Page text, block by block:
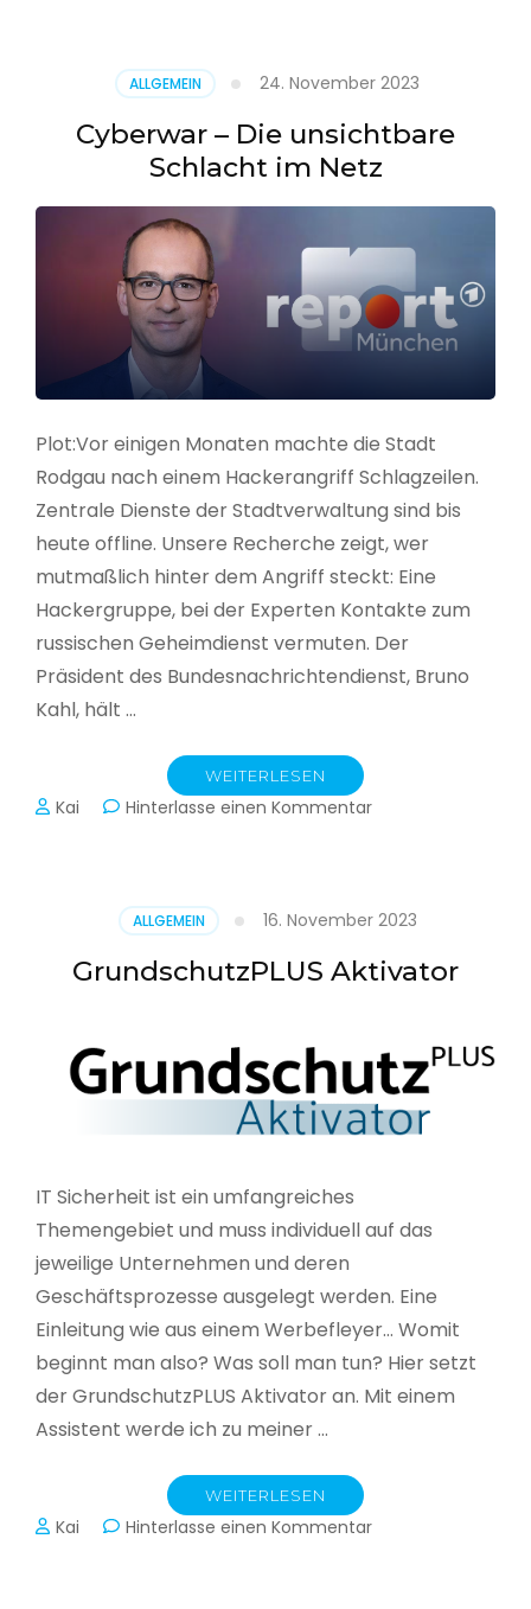
ALLGEMEIN 24. November 2023
Cyberwar – Die unsichtbare
Schlacht im Netz
Plot:Vor einigen Monaten machte die Stadt
Rodgau nach einem Hackerangriff Schlagzeilen.
Zentrale Dienste der Stadtverwaltung sind bis
heute offline. Unsere Recherche zeigt, wer
mutmaßlich hinter dem Angriff steckt: Eine
Hackergruppe, bei der Experten Kontakte zum
russischen Geheimdienst vermuten. Der
Präsident des Bundesnachrichtendienst, Bruno
Kahl, hält …
WEITERLESEN
Kai Hinterlasse einen Kommentarzu
Schlacht
im
Netz
ALLGEMEIN 16. November 2023
GrundschutzPLUS Aktivator
IT Sicherheit ist ein umfangreiches
Themengebiet und muss individuell auf das
jeweilige Unternehmen und deren
Geschäftsprozesse ausgelegt werden. Eine
Einleitung wie aus einem Werbefleyer… Womit
beginnt man also? Was soll man tun? Hier setzt
der GrundschutzPLUS Aktivator an. Mit einem
Assistent werde ich zu meiner …
WEITERLESEN
Kai Hinterlasse einen Kommentarzu